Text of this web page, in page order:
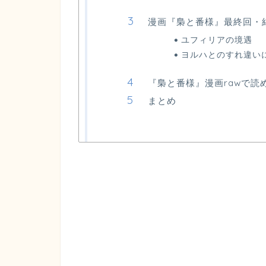
漫画『梟と番様』最終回・
ユフィリアの境遇
ヨルハとのすれ違い
『梟と番様』漫画rawで読
まとめ